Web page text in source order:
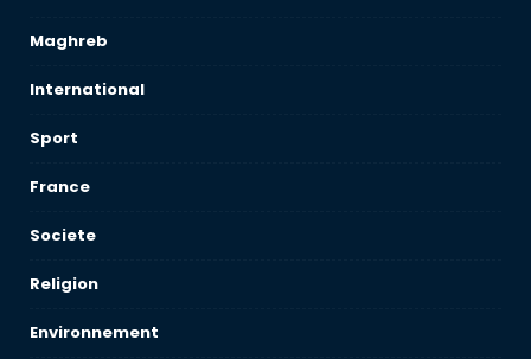
Maghreb
International
Sport
France
Societe
Religion
Environnement